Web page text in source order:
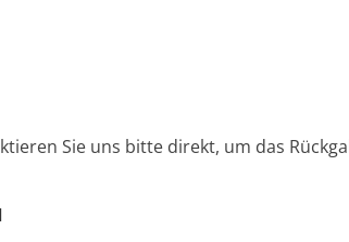
Sie uns bitte direkt, um das